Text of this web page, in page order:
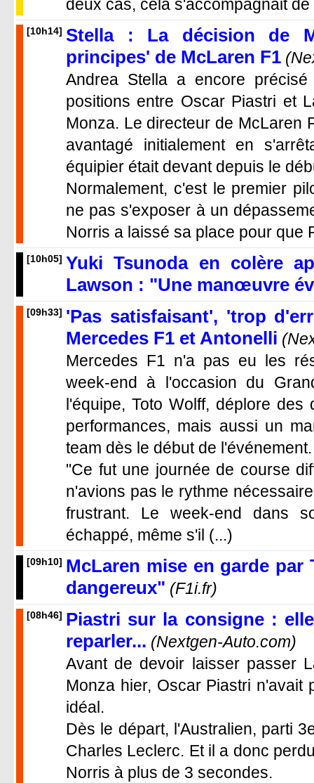
deux cas, cela s'accompagnait
[10h14] Stella : La décision de
principes' de McLaren F1
Andrea Stella a encore
positions entre Oscar Piastri et
Monza. Le directeur de McLaren
avantagé initialement en
équipier était devant depuis le
Normalement, c'est le premier
ne pas s'exposer à un
Norris a laissé sa place pour que
[10h05] Yuki Tsunoda en colère
Lawson : "Une manœuvre
[09h33] 'Pas satisfaisant', 'trop
Mercedes F1 et Antonelli
Mercedes F1 n'a pas eu les
week-end à l'occasion du
l'équipe, Toto Wolff, déplore
performances, mais aussi un
team dès le début de l'événement.
"Ce fut une journée de course
n'avions pas le rythme
frustrant. Le week-end dans
échappé, même s'il (...)
[09h10] McLaren mise en garde
dangereux" (F1i.fr)
[08h46] Piastri sur la consigne :
reparler... (Nextgen-Auto.com)
Avant de devoir laisser passer
Monza hier, Oscar Piastri
idéal.
Dès le départ, l'Australien, parti
Charles Leclerc. Et il a donc
Norris à plus de 3 secondes.